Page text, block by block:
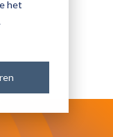
het